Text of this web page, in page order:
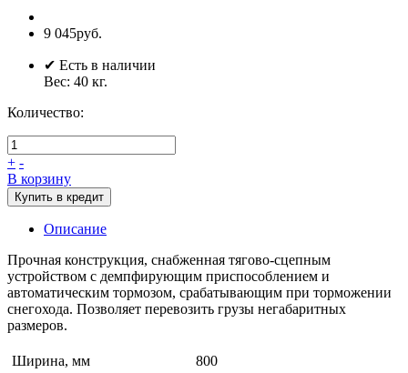
9 045руб.
✔ Есть в наличии
Вес: 40 кг.
Количество:
+ -
В корзину
Купить в кредит
Описание
Прочная конструкция, снабженная тягово-сцепным
устройством с демпфирующим приспособлением и
автоматическим тормозом, срабатывающим при торможении
снегохода. Позволяет перевозить грузы негабаритных
размеров.
Ширина, мм
800